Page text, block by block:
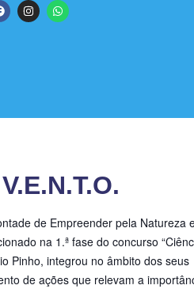
de Empreender pela Natureza
na 1.ª fase do concurso
Pinho, integrou no âmbito dos seus
de ações que relevam a